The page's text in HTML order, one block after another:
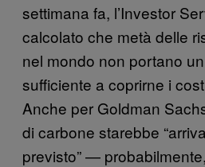
settimana fa, l’Investor
calcolato che metà delle
nel mondo non portano
sufficiente a coprirne i
Anche per Goldman Sachs
di carbone starebbe
previsto” —